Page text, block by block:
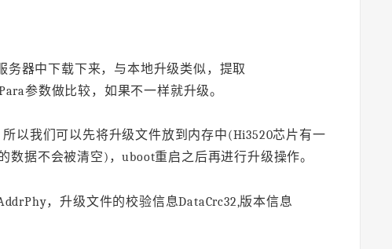
务器中下载下来，与本地升级类似，提取
参数做比较，如果不一样就升级。
以我们可以先将升级文件放到内存中(Hi3520芯片有一
数据不会被清空)，uboot重启之后再进行升级操作。
，升级文件的校验信息DataCrc32,版本信息